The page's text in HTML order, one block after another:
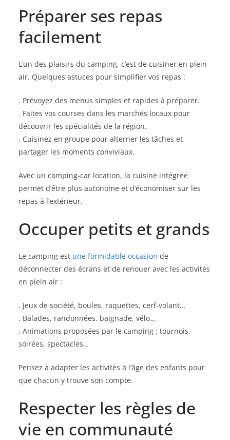
Préparer ses repas
facilement
L’un des plaisirs du camping, c’est de cuisiner en plein
air. Quelques astuces pour simplifier vos repas :
. Prévoyez des menus simples et rapides à préparer.
. Faites vos courses dans les marchés locaux pour
découvrir les spécialités de la région.
. Cuisinez en groupe pour alterner les tâches et
partager les moments conviviaux.
Avec un camping-car location, la cuisine intégrée
permet d’être plus autonome et d’économiser sur les
repas à l’extérieur.
Occuper petits et grands
Le camping est une formidable occasion de
déconnecter des écrans et de renouer avec les activités
en plein air :
. Jeux de société, boules, raquettes, cerf-volant…
. Balades, randonnées, baignade, vélo…
. Animations proposées par le camping : tournois,
soirées, spectacles…
Pensez à adapter les activités à l’âge des enfants pour
que chacun y trouve son compte.
Respecter les règles de
vie en communauté